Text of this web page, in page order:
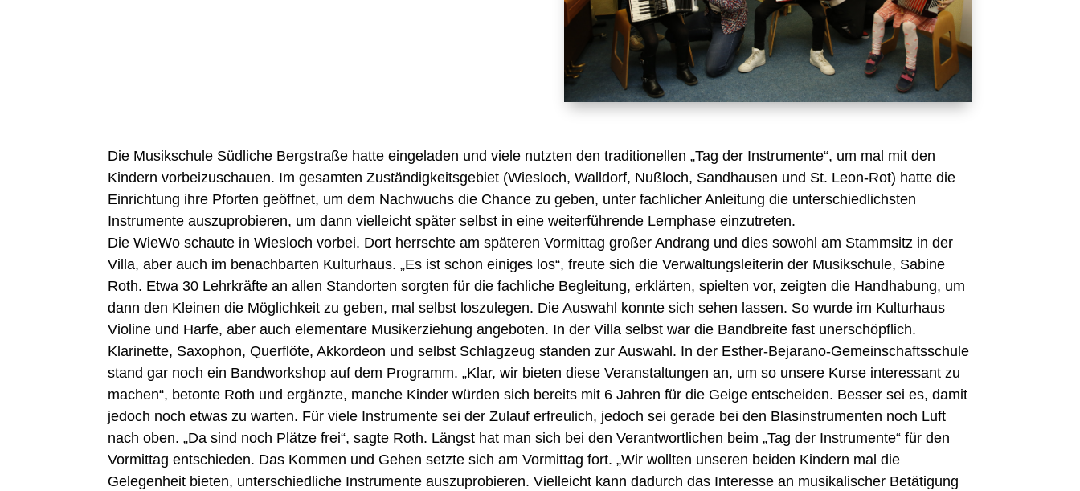
Die Musikschule Südliche Bergstraße hatte eingeladen und viele nutzten den traditionellen „Tag der Instrumente“, um mal mit den
Kindern vorbeizuschauen. Im gesamten Zuständigkeitsgebiet (Wiesloch, Walldorf, Nußloch, Sandhausen und St. Leon-Rot) hatte die
Einrichtung ihre Pforten geöffnet, um dem Nachwuchs die Chance zu geben, unter fachlicher Anleitung die unterschiedlichsten
Instrumente auszuprobieren, um dann vielleicht später selbst in eine weiterführende Lernphase einzutreten.
Die WieWo schaute in Wiesloch vorbei. Dort herrschte am späteren Vormittag großer Andrang und dies sowohl am Stammsitz in der
Villa, aber auch im benachbarten Kulturhaus. „Es ist schon einiges los“, freute sich die Verwaltungsleiterin der Musikschule, Sabine
Roth. Etwa 30 Lehrkräfte an allen Standorten sorgten für die fachliche Begleitung, erklärten, spielten vor, zeigten die Handhabung, um
dann den Kleinen die Möglichkeit zu geben, mal selbst loszulegen. Die Auswahl konnte sich sehen lassen. So wurde im Kulturhaus
Violine und Harfe, aber auch elementare Musikerziehung angeboten. In der Villa selbst war die Bandbreite fast unerschöpflich.
Klarinette, Saxophon, Querflöte, Akkordeon und selbst Schlagzeug standen zur Auswahl. In der Esther-Bejarano-Gemeinschaftsschule
stand gar noch ein Bandworkshop auf dem Programm. „Klar, wir bieten diese Veranstaltungen an, um so unsere Kurse interessant zu
machen“, betonte Roth und ergänzte, manche Kinder würden sich bereits mit 6 Jahren für die Geige entscheiden. Besser sei es, damit
jedoch noch etwas zu warten. Für viele Instrumente sei der Zulauf erfreulich, jedoch sei gerade bei den Blasinstrumenten noch Luft
nach oben. „Da sind noch Plätze frei“, sagte Roth. Längst hat man sich bei den Verantwortlichen beim „Tag der Instrumente“ für den
Vormittag entschieden. Das Kommen und Gehen setzte sich am Vormittag fort. „Wir wollten unseren beiden Kindern mal die
Gelegenheit bieten, unterschiedliche Instrumente auszuprobieren. Vielleicht kann dadurch das Interesse an musikalischer Betätigung